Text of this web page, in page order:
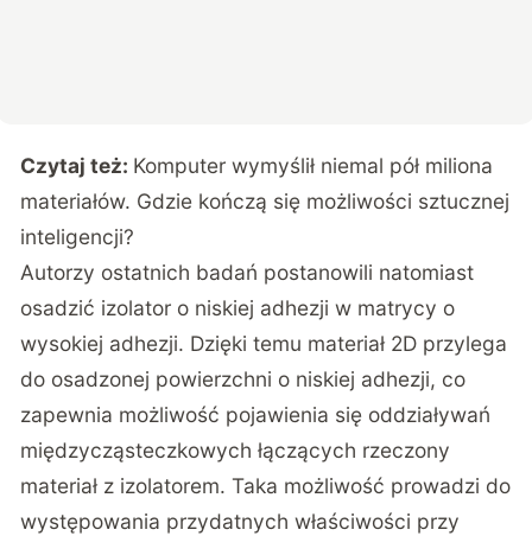
Czytaj też: Komputer wymyślił niemal pół miliona
materiałów. Gdzie kończą się możliwości sztucznej
inteligencji?
Autorzy ostatnich badań postanowili natomiast
osadzić izolator o niskiej adhezji w matrycy o
wysokiej adhezji. Dzięki temu materiał 2D przylega
do osadzonej powierzchni o niskiej adhezji, co
zapewnia możliwość pojawienia się oddziaływań
międzycząsteczkowych łączących rzeczony
materiał z izolatorem. Taka możliwość prowadzi do
występowania przydatnych właściwości przy